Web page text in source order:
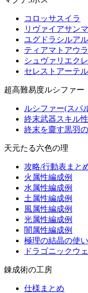
コロッサスイラ
リヴァイアサン
ユグドラシルア
ティアマトアウラ
シュヴァリエク
セレストアーテル
超高難易度ルシファー
ルシファー(スパ
終末武器スキル
終末を齎す黒羽
天元たる六色の理
攻略/行動表まと
火属性編成例
水属性編成例
土属性編成例
風属性編成例
光属性編成例
闇属性編成例
極理の結晶の使
ドラゴニックウ
錬成術の工房
仕様まとめ